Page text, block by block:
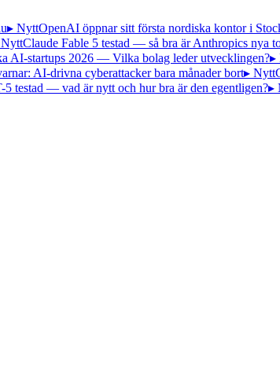
▸ NyttOpenAI öppnar sitt första nordiska kontor i
Claude Fable 5 testad — så bra är Anthropics nya
AI-startups 2026 — Vilka bolag leder utvecklingen?▸
AI-drivna cyberattacker bara månader bort▸ Nytt
5 testad — vad är nytt och hur bra är den egentligen?▸